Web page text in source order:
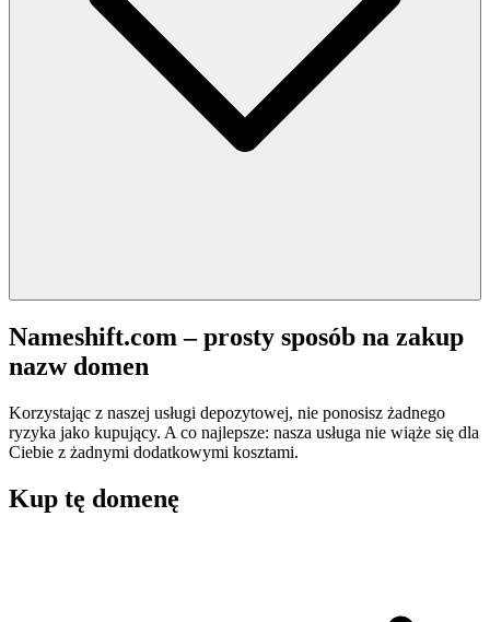
Nameshift.com – prosty sposób na zakup
nazw domen
Korzystając z naszej usługi depozytowej, nie ponosisz żadnego
ryzyka jako kupujący. A co najlepsze: nasza usługa nie wiąże się dla
Ciebie z żadnymi dodatkowymi kosztami.
Kup tę domenę